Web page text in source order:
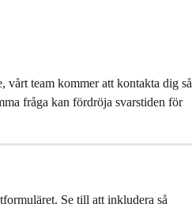
vårt team kommer att kontakta dig så
fråga kan fördröja svarstiden för
Se till att inkludera så